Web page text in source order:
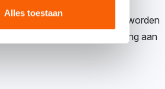
Alles toestaan
ABN AMRO. Bankmutaties worden
extra kosten voor de koppeling aan